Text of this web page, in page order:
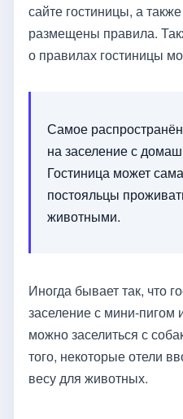
сайте гостиницы, а
размещены правила.
о правилах гостиницы
Самое
на заселение с
Гостиница может
постояльцы
животными.
Иногда бывает так, что
заселение с мини-пигом
можно заселиться с
того, некоторые отели
весу для животных.